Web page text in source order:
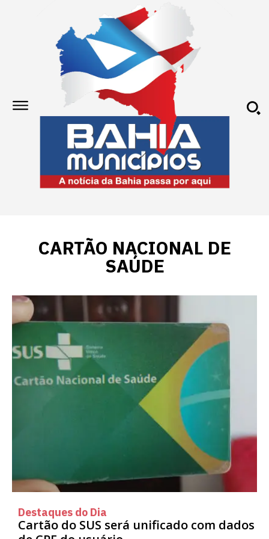
CARTÃO NACIONAL DE
SAÚDE
Destaques do Dia
Cartão do SUS será unificado com dados